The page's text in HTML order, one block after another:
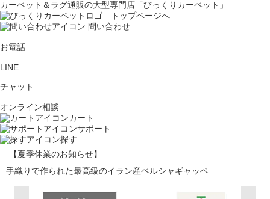
カーペット＆ラグ通販の大型専門店「びっくりカーペット」
問い合わせ
お電話
LINE
チャット
オンライン相談
カート
サポート
探す
【夏季休業のお知らせ】
手織りで作られた最高級のイラン産ペルシャギャッベ